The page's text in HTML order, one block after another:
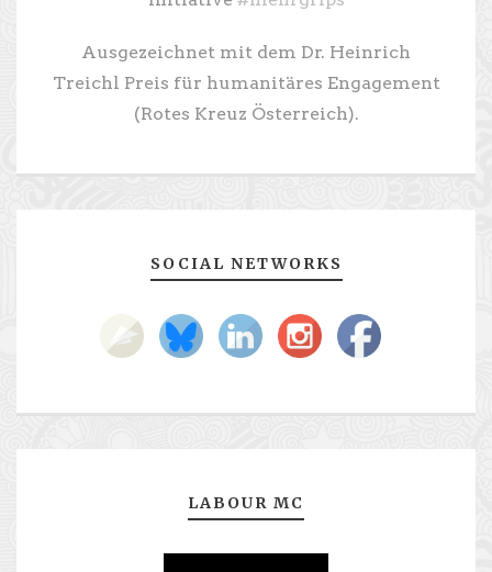
Ausgezeichnet mit dem Dr. Heinrich
Treichl Preis für humanitäres Engagement
(Rotes Kreuz Österreich).
SOCIAL NETWORKS
LABOUR MC